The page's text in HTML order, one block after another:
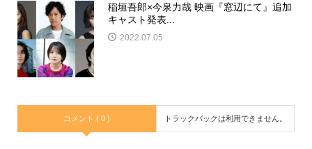
稲垣吾郎×今泉力哉 映画『窓辺にて』追加
キャスト発表...
2022.07.05
コメント ( 0 ) トラックバックは利用できません。